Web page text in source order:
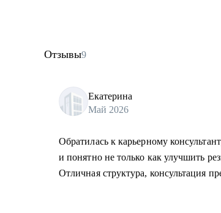
Отзывы9
Екатерина
Май 2026
Обратилась к карьерному
и понятно не только как улучшить
Отличная структура, консультация